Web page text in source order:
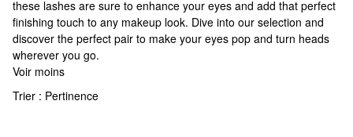
these lashes are sure to enhance your eyes and add that perfect
finishing touch to any makeup look. Dive into our selection and
discover the perfect pair to make your eyes pop and turn heads
wherever you go.
Voir moins
Trier : Pertinence